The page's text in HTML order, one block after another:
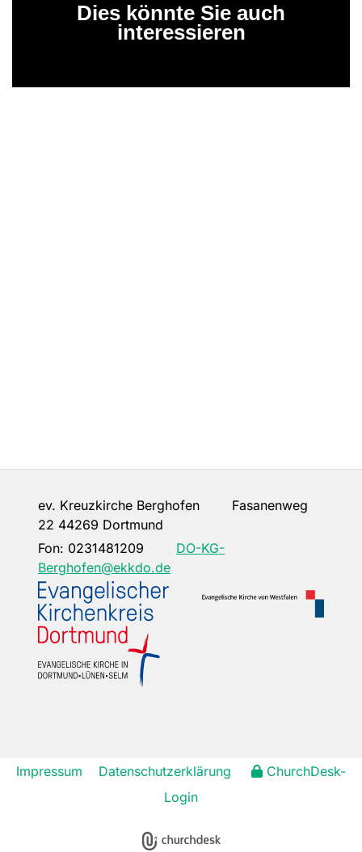
Dies könnte Sie auch
interessieren
ev. Kreuzkirche Berghofen Fasanenweg
22 44269 Dortmund
Fon: 0231481209
DO-KG-
Berghofen@ekkdo.de
Impressum Datenschutzerklärung
ChurchDesk-
Login